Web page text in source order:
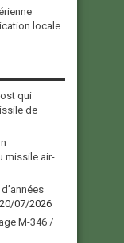
locale
qui
de
missile air-
20/07/2026
M-346 /